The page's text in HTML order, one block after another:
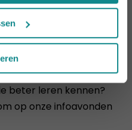
beter leren kennen?
op onze infoavonden